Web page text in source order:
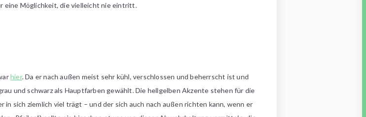
eine Möglichkeit, die vielleicht nie eintritt.
hier. Da er nach außen meist sehr kühl, verschlossen und beherrscht ist und
und schwarz als Hauptfarben gewählt. Die hellgelben Akzente stehen für die
in sich ziemlich viel trägt – und der sich auch nach außen richten kann, wenn er